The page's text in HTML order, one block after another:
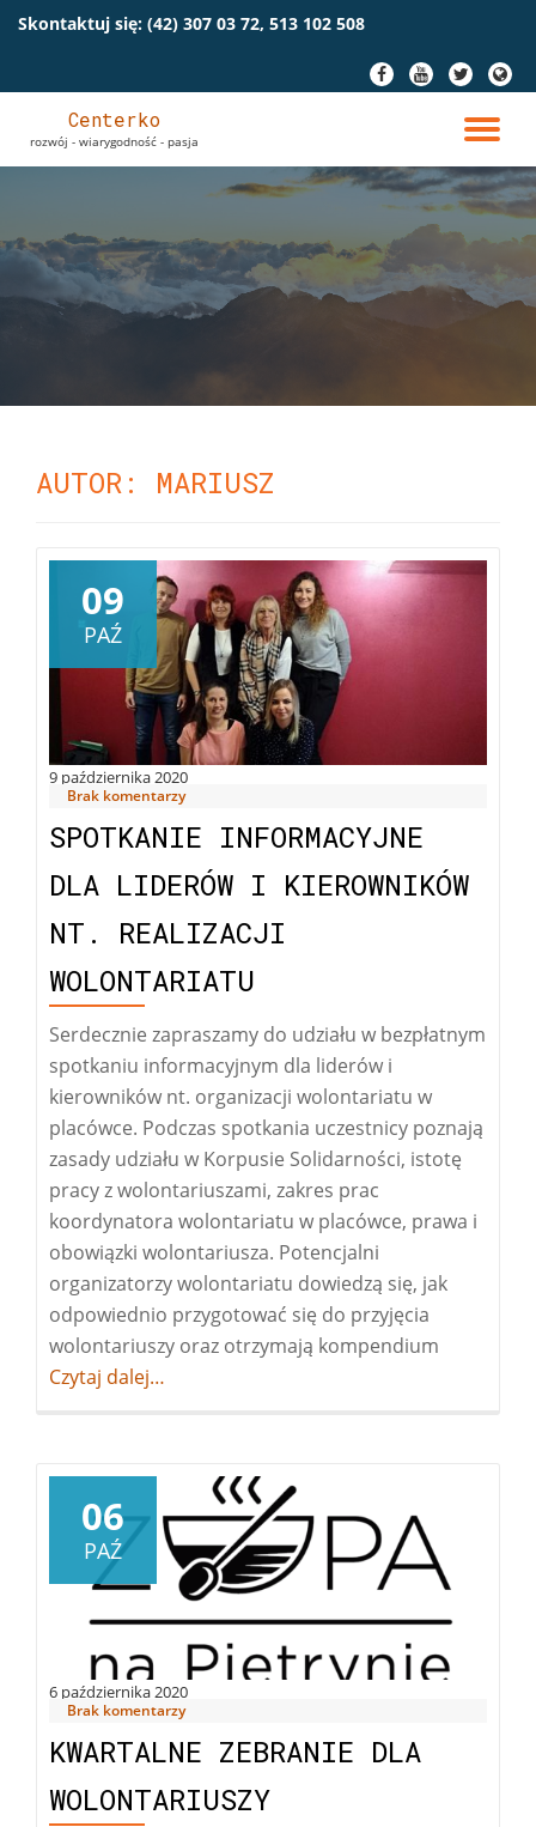
Skontaktuj się: (42) 307 03 72, 513 102 508
fa-
facebook
fa-
youtube
fa-
twitter
fa-
globe
Centerko
rozwój - wiarygodność - pasja
AUTOR: MARIUSZ
9 października 2020
09
PAŹ
Brak komentarzy
SPOTKANIE INFORMACYJNE
DLA LIDERÓW I KIEROWNIKÓW
NT. REALIZACJI
WOLONTARIATU
Serdecznie zapraszamy do udziału w bezpłatnym
spotkaniu informacyjnym dla liderów i
kierowników nt. organizacji wolontariatu w
placówce. Podczas spotkania uczestnicy poznają
zasady udziału w Korpusie Solidarności, istotę
pracy z wolontariuszami, zakres prac
koordynatora wolontariatu w placówce, prawa i
obowiązki wolontariusza. Potencjalni
organizatorzy wolontariatu dowiedzą się, jak
odpowiednio przygotować się do przyjęcia
wolontariuszy oraz otrzymają kompendium
nt.
realizacji
Czytaj dalej…
6 października 2020
06
PAŹ
Brak komentarzy
KWARTALNE ZEBRANIE DLA
WOLONTARIUSZY